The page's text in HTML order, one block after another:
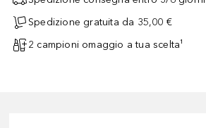
Spedizione gratuita da 35,00 €
2 campioni omaggio a tua scelta¹